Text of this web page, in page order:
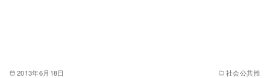
2013年6月18日 社会公共性